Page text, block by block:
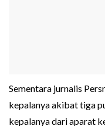
Sementara jurnalis
kepalanya akibat tiga
kepalanya dari aparat